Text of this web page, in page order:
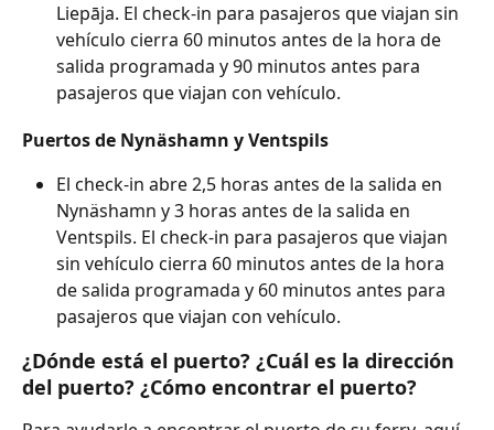
Liepāja. El check-in para pasajeros que viajan sin
vehículo cierra 60 minutos antes de la hora de
salida programada y 90 minutos antes para
pasajeros que viajan con vehículo.
Puertos de Nynäshamn y Ventspils
El check-in abre 2,5 horas antes de la salida en
Nynäshamn y 3 horas antes de la salida en
Ventspils. El check-in para pasajeros que viajan
sin vehículo cierra 60 minutos antes de la hora
de salida programada y 60 minutos antes para
pasajeros que viajan con vehículo.
¿Dónde está el puerto? ¿Cuál es la dirección
del puerto? ¿Cómo encontrar el puerto?